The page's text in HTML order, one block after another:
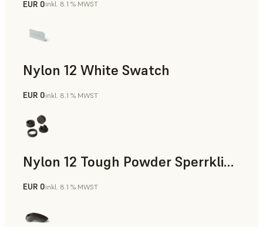
SLS-Pulver
EUR 0inkl. 8.1 % MWST
Nylon 12 White Swatch
SLS-Pulver
EUR 0inkl. 8.1 % MWST
Nylon 12 Tough Powder Sperrklinke
SLS-Pulver
EUR 0inkl. 8.1 % MWST